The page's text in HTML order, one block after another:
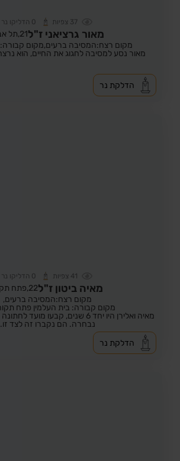
37 צפיות 0 הדליקו נר
מאור גרציאני ז"ל21, תל
מקום רצח:המסיבה ברעים,מקום
מאור נסע למסיבה לחגוג את החיים, הוא
הדלקת נר
41 צפיות 0 הדליקו נר
מאיה ביטון ז"ל22, פתח
מקום רצח:המסיבה ברעים,
מקום קבורה: בית העלמין פתח תקוה
מאיה ואלירן היו יחד 6 שנים, קבעו
נבחרה. הם נקברו זה לצד זו.
הדלקת נר